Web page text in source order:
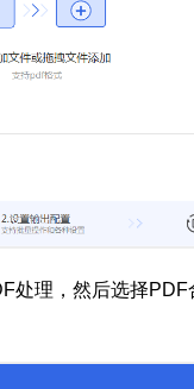
处理，然后选择